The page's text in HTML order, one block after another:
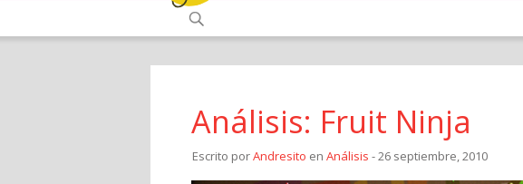
Análisis: Fruit Ninja
Escrito porAndresito en Análisis - 26 septiembre, 2010